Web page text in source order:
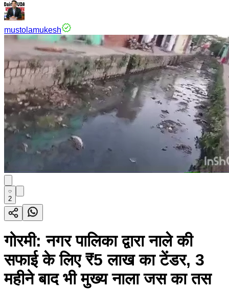
mustolamukesh
2
गोरमी: नगर पालिका द्वारा नाले की
सफाई के लिए ₹5 लाख का टेंडर, 3
महीने बाद भी मुख्य नाला जस का तस